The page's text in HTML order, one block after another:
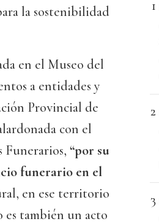
la sostenibilidad
en el Museo del
a entidades y
Provincial de
con el
Funerarios, “por su
funerario en el
en ese territorio
es también un acto